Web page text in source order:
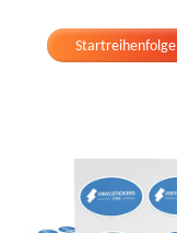
Startreihenfolge